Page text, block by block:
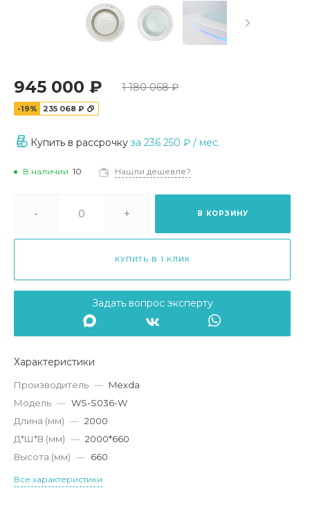
945 000 ₽ 1 180 068 ₽
-19% 235 068 ₽
Купить в рассрочку за 236 250 ₽ / мес.
В наличии 10 Нашли дешевле?
- + В КОРЗИНУ
КУПИТЬ В 1 КЛИК
Задать вопрос эксперту
Характеристики
Производитель — Mexda
Модель — WS-S036-W
Длина (мм) — 2000
Д*Ш*В (мм) — 2000*660
Высота (мм) — 660
Все характеристики